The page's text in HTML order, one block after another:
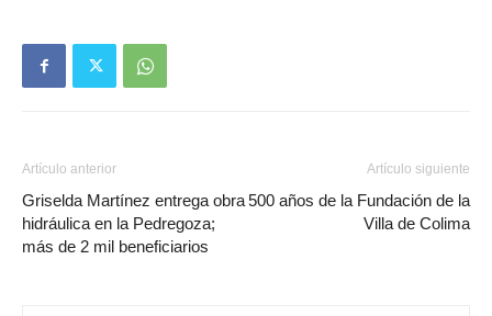
Artículo anterior
Griselda Martínez entrega obra
hidráulica en la Pedregoza;
más de 2 mil beneficiarios
Artículo siguiente
500 años de la Fundación de la
Villa de Colima